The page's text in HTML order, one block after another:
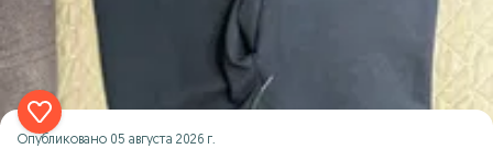
Опубликовано 05 августа 2026 г.